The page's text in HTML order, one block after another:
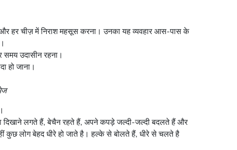
और हर चीज़ में निराश महसूस करना। उनका यह व्यवहार आस-पास के
उदासीन रहना।
हो जाना।
दिखाने लगते हैं, बेचैन रहते हैं, अपने कपड़े जल्दी-जल्दी बदलते हैं और
कुछ लोग बेहद धीरे हो जाते है। हल्के से बोलते हैं, धीरे से चलते है